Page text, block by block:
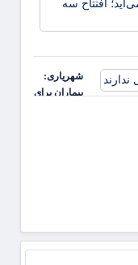
بوتاکس
شهریاری:
بیماران برای